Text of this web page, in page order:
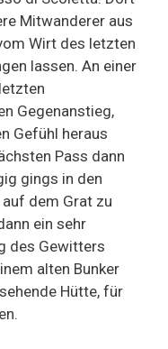
Mitwanderer aus
Wirt des letzten
lassen. An einer
Gegenanstieg,
Gefühl heraus
Pass dann
gings in den
dem Grat zu
ein sehr
des Gewitters
alten Bunker
Hütte, für